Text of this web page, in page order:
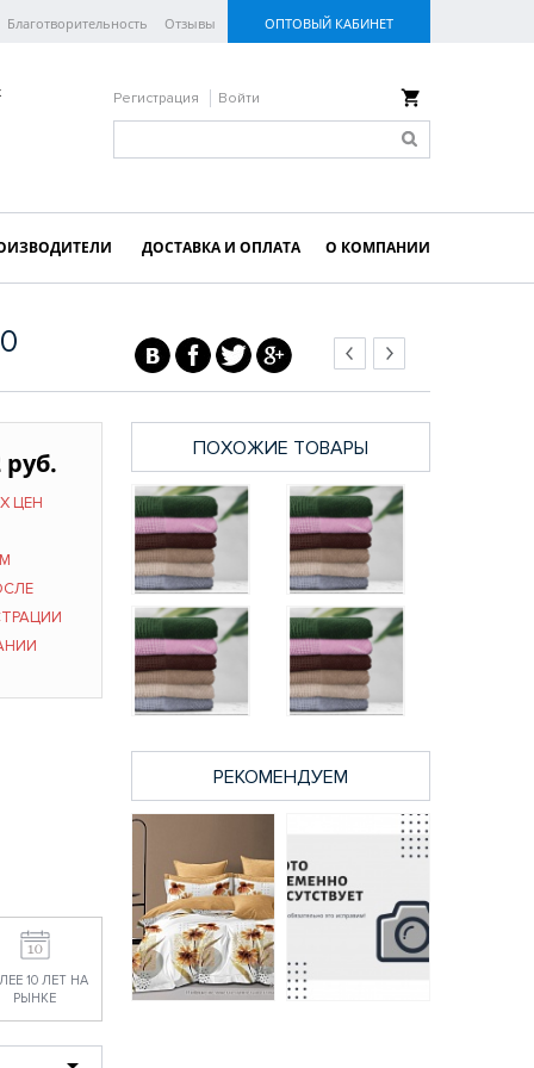
Благотворительность Отзывы ОПТОВЫЙ КАБИНЕТ
Регистрация Войти
ДОСТАВКА И ОПЛАТА О КОМПАНИИ
руб.
ЦЕН
10 ЛЕТ НА
РЫНКЕ
ПОХОЖИЕ ТОВАРЫ
Полотенце
махровое Криспи
50х90 бежевый
285 руб.
Полотенце
махровое Криспи
70х130 темно-
серый
605 руб.
серый
285 руб.
голубой
285 руб.
РЕКОМЕНДУЕМ